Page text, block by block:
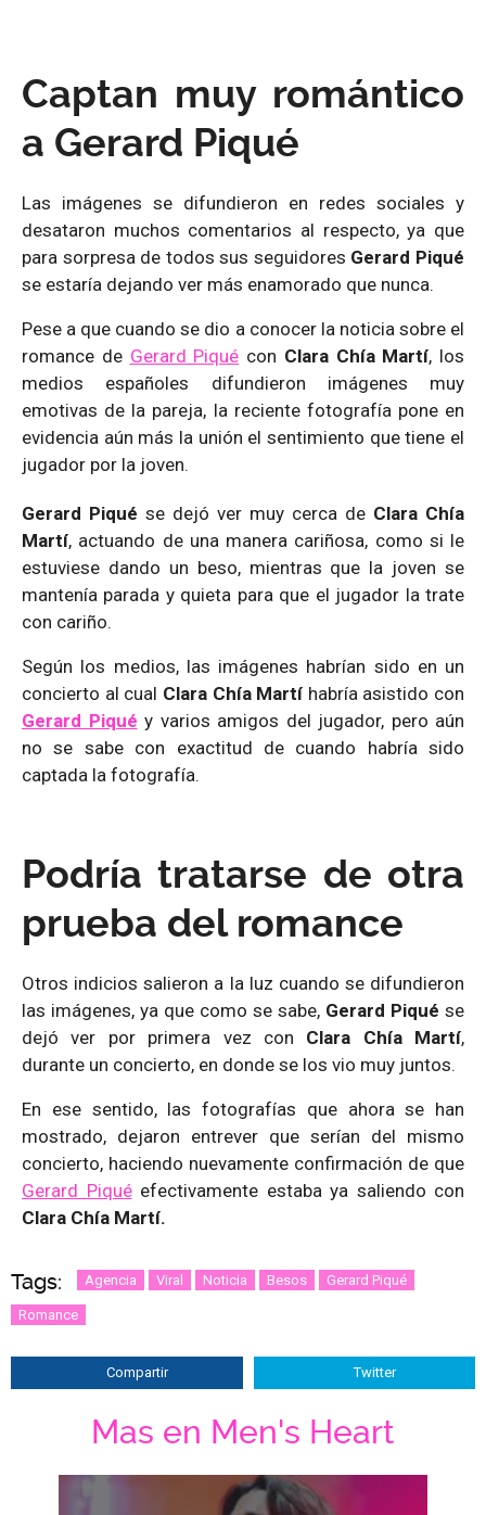
Captan muy romántico
a Gerard Piqué
Las imágenes se difundieron en redes sociales y
desataron muchos comentarios al respecto, ya que
para sorpresa de todos sus seguidores Gerard Piqué
se estaría dejando ver más enamorado que nunca.
Pese a que cuando se dio a conocer la noticia sobre el
romance de Gerard Piqué con Clara Chía Martí, los
medios españoles difundieron imágenes muy
emotivas de la pareja, la reciente fotografía pone en
evidencia aún más la unión el sentimiento que tiene el
jugador por la joven.
Gerard Piqué se dejó ver muy cerca de Clara Chía
Martí, actuando de una manera cariñosa, como si le
estuviese dando un beso, mientras que la joven se
mantenía parada y quieta para que el jugador la trate
con cariño.
Según los medios, las imágenes habrían sido en un
concierto al cual Clara Chía Martí habría asistido con
Gerard Piqué y varios amigos del jugador, pero aún
no se sabe con exactitud de cuando habría sido
captada la fotografía.
Podría tratarse de otra
prueba del romance
Otros indicios salieron a la luz cuando se difundieron
las imágenes, ya que como se sabe, Gerard Piqué se
dejó ver por primera vez con Clara Chía Martí,
durante un concierto, en donde se los vio muy juntos.
En ese sentido, las fotografías que ahora se han
mostrado, dejaron entrever que serían del mismo
concierto, haciendo nuevamente confirmación de que
Gerard Piquéefectivamente estaba ya saliendo con
Clara Chía Martí.
Tags: Agencia Viral Noticia Besos Gerard Piqué
Romance
Compartir Twitter
Mas en Men's Heart